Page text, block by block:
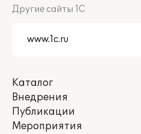
Другие сайты 1С
Каталог
Внедрения
Публикации
Мероприятия